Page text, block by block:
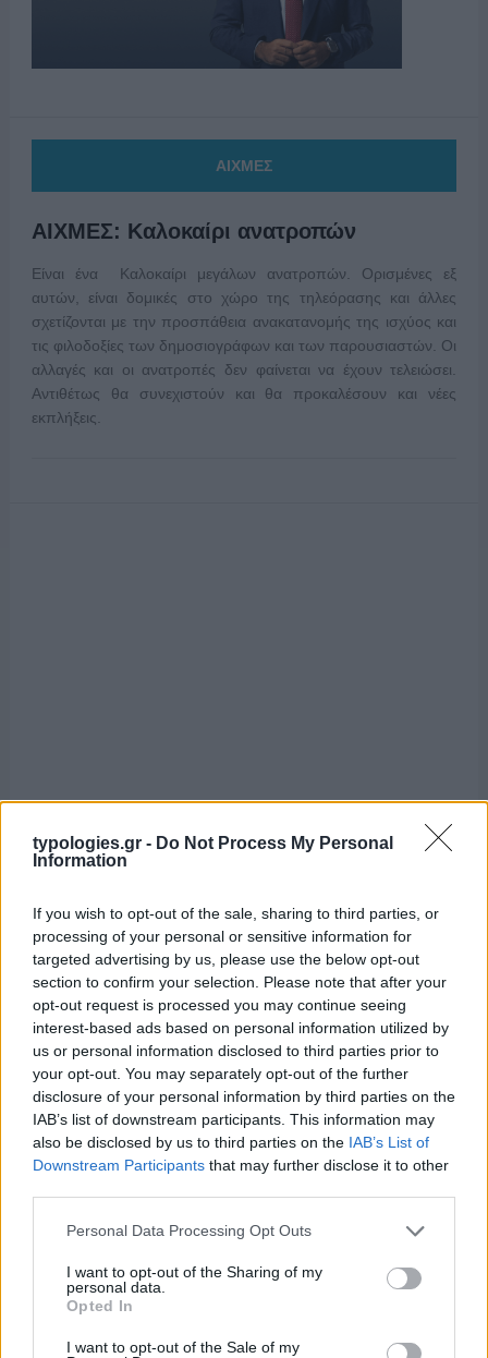
typologies.gr - Do Not Process My Personal
Information
If you wish to opt-out of the sale, sharing to third parties, or
processing of your personal or sensitive information for
targeted advertising by us, please use the below opt-out
section to confirm your selection. Please note that after your
opt-out request is processed you may continue seeing
interest-based ads based on personal information utilized by
us or personal information disclosed to third parties prior to
your opt-out. You may separately opt-out of the further
disclosure of your personal information by third parties on the
IAB’s list of downstream participants. This information may
also be disclosed by us to third parties on the IAB’s List of
Downstream Participants that may further disclose it to other
Please note that this website/app uses one or more Google
not limited to your visit or usage behaviour. You may click to
grant or deny consent to Google and its third-party tags to
use your data for below specified purposes in below Google
consent section.
Personal Data Processing Opt Outs
I want to opt-out of the Sharing of my
personal data.
Opted In
I want to opt-out of the Sale of my
ΑΙΧΜΕΣ
ΑΙΧΜΕΣ: Καλοκαίρι ανατροπών
Είναι ένα Καλοκαίρι μεγάλων ανατροπών. Ορισμένες εξ
αυτών, είναι δομικές στο χώρο της τηλεόρασης και άλλες
σχετίζονται με την προσπάθεια ανακατανομής της ισχύος και
τις φιλοδοξίες των δημοσιογράφων και των παρουσιαστών. Οι
αλλαγές και οι ανατροπές δεν φαίνεται να έχουν τελειώσει.
Αντιθέτως θα συνεχιστούν και θα προκαλέσουν και νέες
εκπλήξεις.